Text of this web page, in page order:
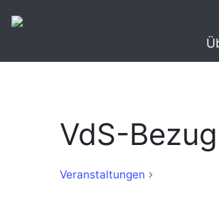
VdS-Bezug
Veranstaltungen